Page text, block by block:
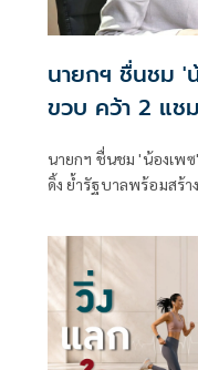
of My Mom." โดยใน
นายกฯ ชื่นชม '
ขวบ คว้า 2 แช
นายกฯ ชื่นชม 'น้องเพซ
ดิ้ง ย้ำรัฐบาลพร้อมสร้า